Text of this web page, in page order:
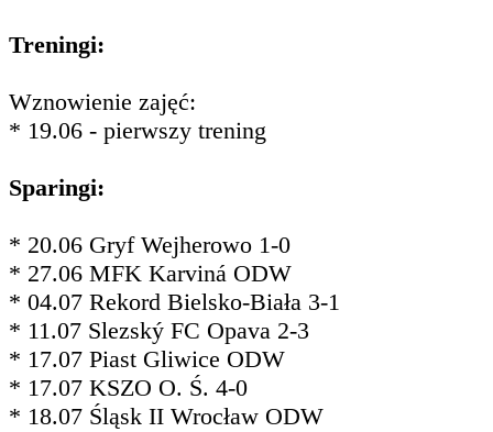
Treningi:
Wznowienie zajęć:
* 19.06 - pierwszy trening
Sparingi:
* 20.06 Gryf Wejherowo 1-0
* 27.06 MFK Karviná ODW
* 04.07 Rekord Bielsko-Biała 3-1
* 11.07 Slezský FC Opava 2-3
* 17.07 Piast Gliwice ODW
* 17.07 KSZO O. Ś. 4-0
* 18.07 Śląsk II Wrocław ODW